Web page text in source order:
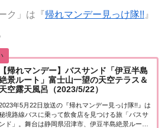
ク」は『帰れマンデー見っけ隊!! 』
【帰れマンデー】バスサンド「伊豆半島
景ルート」富士山一望の天空テラス＆
天空露天風呂（2023/5/22）
年5月22日放送の『帰れマンデー見っけ隊!!』は
境路線バスに乗って飲食店を見つける旅「バスサ
ンド」。舞台は静岡県沼津市、伊豆半島絶景ルー